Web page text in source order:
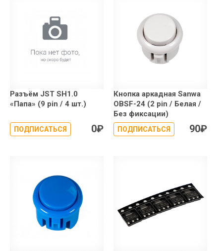
Разъём JST SH1.0
«Папа» (9 pin / 4 шт.)
ПОДПИСАТЬСЯ 0₽
Кнопка аркадная Sanwa
OBSF-24 (2 pin / Белая /
Без фиксации)
ПОДПИСАТЬСЯ 90₽